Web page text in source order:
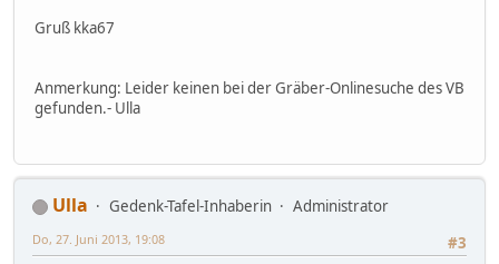
Gruß kka67
Anmerkung: Leider keinen bei der Gräber-Onlinesuche des VB
gefunden.- Ulla
Ulla Gedenk-Tafel-Inhaberin
Administrator
#3
Do, 27. Juni 2013, 19:08